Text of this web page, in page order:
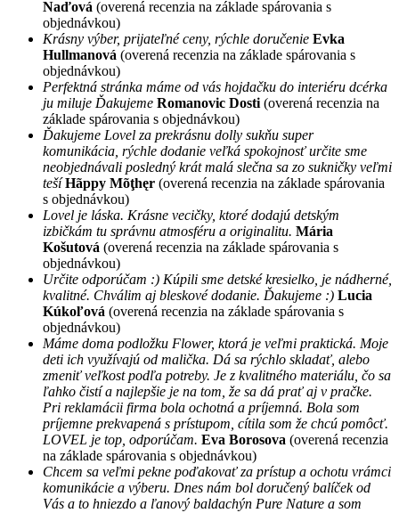
Naďová (overená recenzia na základe spárovania s
objednávkou)
Krásny výber, prijateľné ceny, rýchle doručenie Evka
Hullmanová (overená recenzia na základe spárovania s
objednávkou)
Perfektná stránka máme od vás hojdačku do interiéru dcérka
ju miluje Ďakujeme Romanovic Dosti (overená recenzia na
základe spárovania s objednávkou)
Ďakujeme Lovel za prekrásnu dolly sukňu super
komunikácia, rýchle dodanie veľká spokojnosť určite sme
neobjednávali posledný krát malá slečna sa zo sukničky veľmi
tešíHãppy Mõţhęr (overená recenzia na základe spárovania
s objednávkou)
Lovel je láska. Krásne vecičky, ktoré dodajú detským
izbičkám tu správnu atmosféru a originalitu. Mária
Košutová (overená recenzia na základe spárovania s
objednávkou)
Určite odporúčam :) Kúpili sme detské kresielko, je nádherné,
kvalitné. Chválim aj bleskové dodanie. Ďakujeme :) Lucia
Kúkoľová (overená recenzia na základe spárovania s
objednávkou)
Máme doma podložku Flower, ktorá je veľmi praktická. Moje
deti ich využívajú od malička. Dá sa rýchlo skladať, alebo
zmeniť veľkost podľa potreby. Je z kvalitného materiálu, čo sa
ľahko čistí a najlepšie je na tom, že sa dá prať aj v pračke.
Pri reklamácii firma bola ochotná a príjemná. Bola som
príjemne prekvapená s prístupom, cítila som že chcú pomôcť.
LOVEL je top, odporúčam. Eva Borosova (overená recenzia
na základe spárovania s objednávkou)
Chcem sa veľmi pekne poďakovať za prístup a ochotu vrámci
komunikácie a výberu. Dnes nám bol doručený balíček od
Vás a to hniezdo a ľanový baldachýn Pure Nature a som